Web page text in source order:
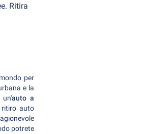
Ritira
per
e la
un'auto a
ritiro auto
potrete